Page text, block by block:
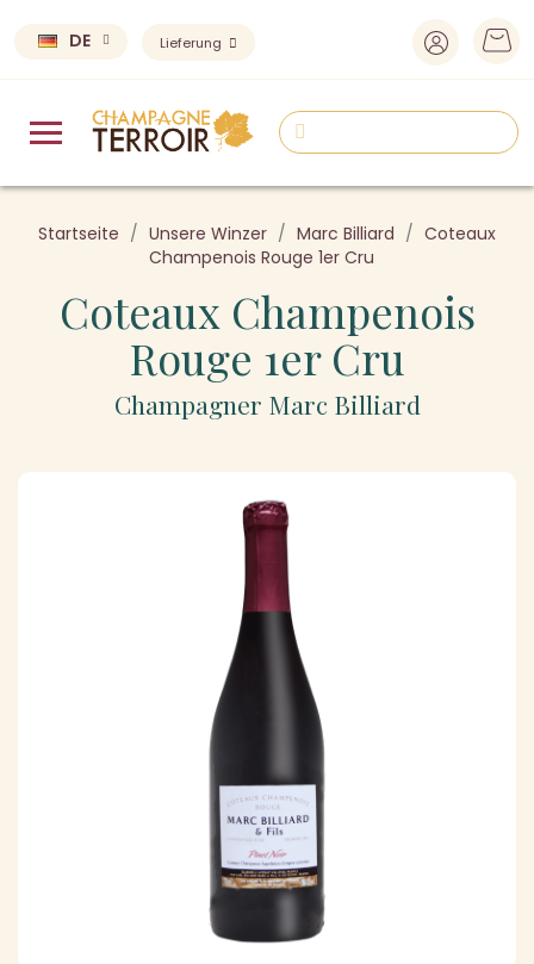
DE Lieferung
Startseite Unsere Winzer Marc Billiard
Coteaux
Champenois Rouge 1er Cru
Coteaux Champenois
Rouge 1er Cru
Champagner Marc Billiard